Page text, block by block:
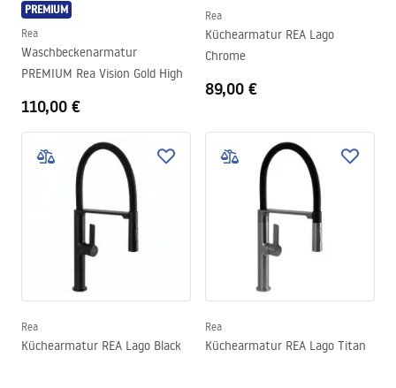
PREMIUM
Rea
Waschbeckenarmatur
PREMIUM Rea Vision Gold High
110,00 €
Rea
Küchearmatur REA Lago
Chrome
89,00 €
Rea
Küchearmatur REA Lago Black
Rea
Küchearmatur REA Lago Titan